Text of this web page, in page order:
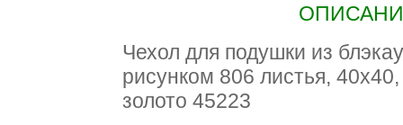
Чехол для подушки из
рисунком 806 листья,
золото 45223